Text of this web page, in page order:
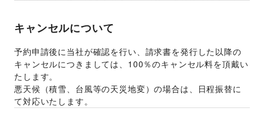
キャンセルについて
予約申請後に当社が確認を行い、請求書を発行した以降の
キャンセルにつきましては、100％のキャンセル料を頂戴い
たします。
悪天候（積雪、台風等の天災地変）の場合は、日程振替に
て対応いたします。